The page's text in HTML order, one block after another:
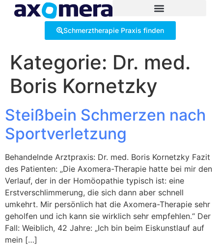
springen
Schmerztherapie Praxis finden
Kategorie: Dr. med.
Boris Kornetzky
Steißbein Schmerzen nach
Sportverletzung
Behandelnde Arztpraxis: Dr. med. Boris Kornetzky Fazit
des Patienten: „Die Axomera-Therapie hatte bei mir den
Verlauf, der in der Homöopathie typisch ist: eine
Erstverschlimmerung, die sich dann aber schnell
umkehrt. Mir persönlich hat die Axomera-Therapie sehr
geholfen und ich kann sie wirklich sehr empfehlen.“ Der
Fall: Weiblich, 42 Jahre: „Ich bin beim Eiskunstlauf auf
mein […]